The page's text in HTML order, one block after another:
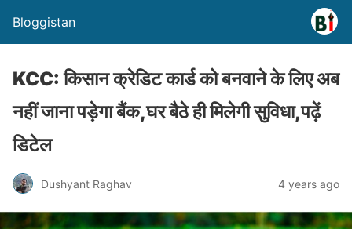
Bloggistan
KCC: किसान क्रेडिट कार्ड को बनवाने के लिए अब
नहीं जाना पड़ेगा बैंक,घर बैठे ही मिलेगी सुविधा,पढ़ें
डिटेल
Dushyant Raghav 4 years ago